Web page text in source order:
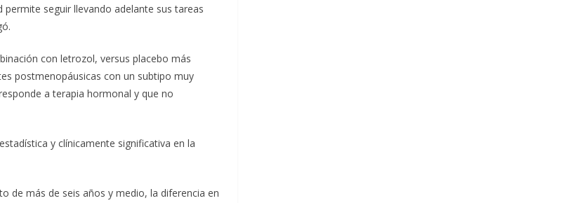
seguir llevando adelante sus tareas
con letrozol, versus placebo más
postmenopáusicas con un subtipo muy
a terapia hormonal y que no
y clínicamente significativa en la
de más de seis años y medio, la diferencia en